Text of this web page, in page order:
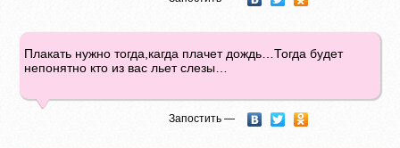
Плакать нужно тогда,кагда плачет дождь…Тогда будет
непонятно кто из вас льет слезы…
Запостить —